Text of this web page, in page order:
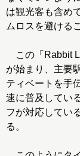
は観光客も含め
ムロスを避ける
この「Rabbit
が始まり、主要
ティベートを手
速に普及してい
フが対応してい
る。